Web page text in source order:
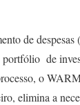
de despesas
de
o
elimina a